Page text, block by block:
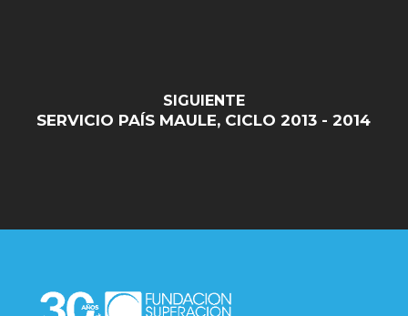
SIGUIENTE
SERVICIO PAÍS MAULE, CICLO 2013 - 2014